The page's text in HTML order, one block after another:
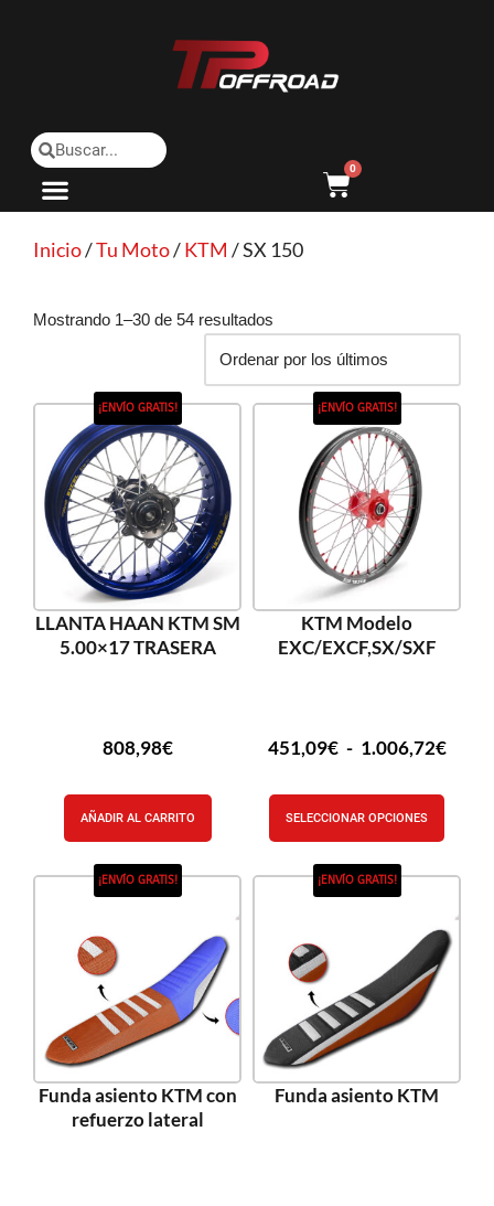
0
Inicio/Tu Moto/KTM / SX 150
Mostrando 1–30 de 54 resultados
¡ENVÍO GRATIS!
LLANTA HAAN KTM SM
5.00×17 TRASERA
808,98€
AÑADIR AL CARRITO
¡ENVÍO GRATIS!
KTM Modelo
EXC/EXCF,SX/SXF
451,09€ - 1.006,72€
SELECCIONAR OPCIONES
¡ENVÍO GRATIS!
Funda asiento KTM con
refuerzo lateral
¡ENVÍO GRATIS!
Funda asiento KTM